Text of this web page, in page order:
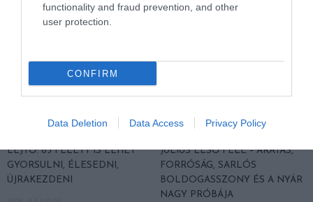
functionality and fraud prevention, and other
user protection.
CONFIRM
Data Deletion Data Access Privacy Policy
LEJTŐ: 65 FELETT IS LEHET
GYORSULNI, ÉLESEDNI,
ÚJRAKEZDENI
JÚLIUS ELSŐ FELE – ARATÁS,
FORRÓSÁG, SARLÓS
BOLDOGASSZONY ÉS A NYÁR
NAGY PRÓBÁJA